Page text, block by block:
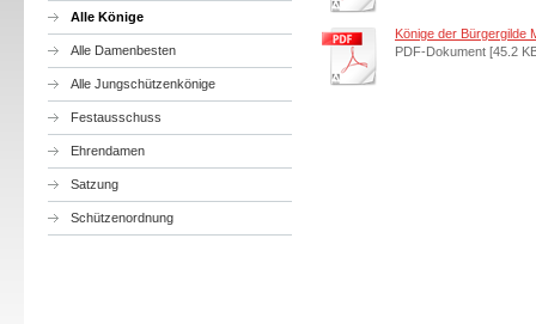
Alle Könige
Alle Damenbesten
Alle Jungschützenkönige
Festausschuss
Ehrendamen
Satzung
Schützenordnung
Könige der Bürgergilde
PDF-Dokument [45.2